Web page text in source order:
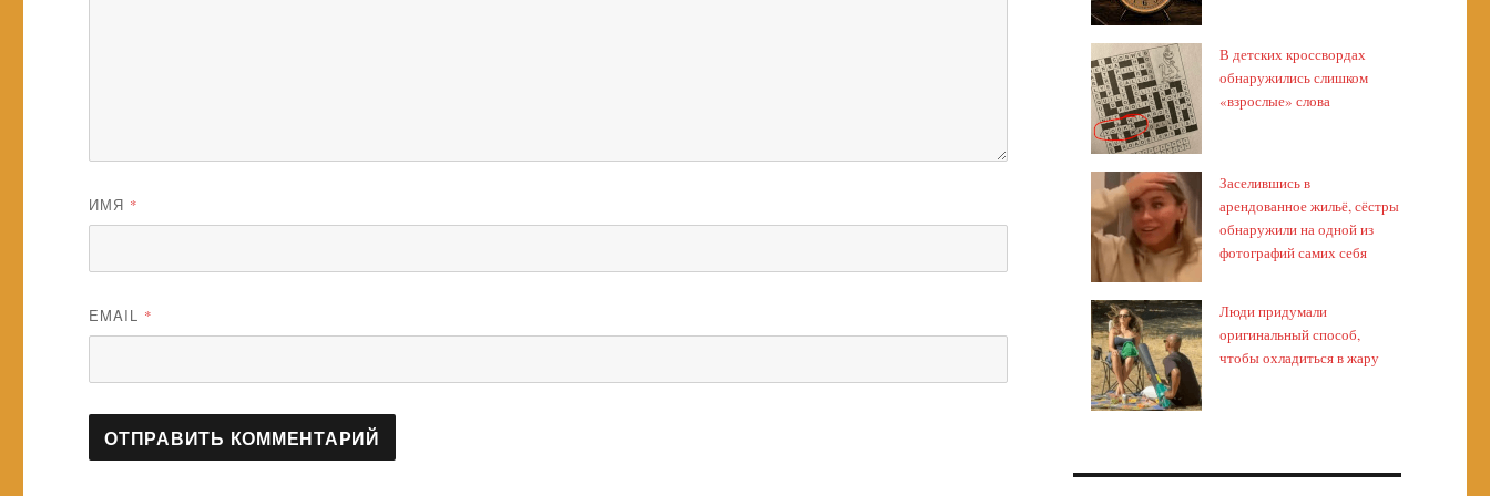
ИМЯ *
EMAIL *
В детских кроссвордах
обнаружились слишком
«взрослые» слова
Заселившись в
арендованное жильё, сёстры
обнаружили на одной из
фотографий самих себя
Люди придумали
оригинальный способ,
чтобы охладиться в жару